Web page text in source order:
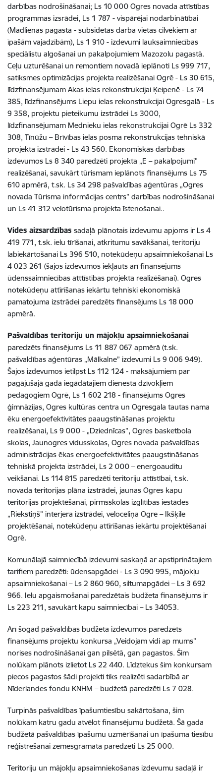
darbības nodrošināšanai; Ls 10 000 Ogres novada attīstības
programmas izsrādei, Ls 1 787 - vispārējai nodarbinātībai
(Madlienas pagastā - subsidētās darba vietas cilvēkiem ar
īpašām vajadzībām), Ls 1 910 - izdevumi lauksaimniecības
speciālistu algošanai un pakalpojumiem Mazozolu pagastā.
Ceļu uzturēšanai un remontiem novadā ieplānoti Ls 999 717,
satiksmes optimizācijas projekta realizēšanai Ogrē - Ls 30 615,
līdzfinansējumam Akas ielas rekonstrukcijai Ķeipenē - Ls 74
385, līdzfinansējums Liepu ielas rekonstrukcijai Ogresgalā - Ls
9 358, projektu pieteikumu izstrādei Ls 3000,
līdzfinansējumam Mednieku ielas rekonstrukcijai Ogrē Ls 332
308, Tīnūžu – Brīvības ielas posma rekonstrukcijas tehniskā
projekta izstrādei - Ls 43 560. Ekonomiskās darbības
izdevumos Ls 8 340 paredzēti projekta „E – pakalpojumi”
realizēšanai, savukārt tūrismam ieplānots finansējums Ls 75
610 apmērā, t.sk. Ls 34 298 pašvaldības aģentūras „Ogres
novada Tūrisma informācijas centrs” darbības nodrošināšanai
un Ls 41 312 velotūrisma projekta īstenošanai..
Vides aizsardzības sadaļā plānotais izdevumu apjoms ir Ls 4
419 771, t.sk. ielu tīrīšanai, atkritumu savākšanai, teritoriju
labiekārtošanai Ls 396 510, notekūdeņu apsaimniekošanai Ls
4 023 261 (šajos izdevumos iekļauts arī finansējums
ūdenssaimniecības atttīstības projekta realizēšanai). Ogres
notekūdeņu attīrīšanas iekārtu tehniski ekonomiskā
pamatojuma izstrādei paredzēts finansējums Ls 18 000
apmērā.
Pašvaldības teritoriju un mājokļu apsaimniekošanai
paredzēts finansējums Ls 11 887 067 apmērā (t.sk.
pašvaldības aģentūras „Mālkalne” izdevumi Ls 9 006 949).
Šajos izdevumos ietilpst Ls 112 124 - maksājumiem par
pagājušajā gadā iegādātajiem dienesta dzīvokļiem
pedagogiem Ogrē, Ls 1 602 218 - finansējums Ogres
ģimnāzijas, Ogres kultūras centra un Ogresgala tautas nama
ēku energoefektivitātes paaugstināšanas projektu
realizēšanai, Ls 9 000 - „Dziednīcas”, Ogres basketbola
skolas, Jaunogres vidusskolas, Ogres novada pašvaldības
administrācijas ēkas energoefektivitātes paaugstināšanas
tehniskā projekta izstrādei, Ls 2 000 – energoauditu
veikšanai. Ls 114 815 paredzēti teritoriju attīstībai, t.sk.
novada teritorijas plāna izstrādei, jaunas Ogres kapu
teritorijas projektēšanai, pirmsskolas izglītības iestādes
„Riekstiņš” interjera izstrādei, veloceliņa Ogre – Ikšķile
projektēšanai, notekūdeņu attīrīšanas iekārtu projektēšanai
Ogrē.
Komunālajā saimniecībā izdevumi saskaņā ar apstiprinātajiem
tarifiem paredzēti: ūdensapgādei - Ls 3 090 995, mājokļu
apsaimniekošanai – Ls 2 860 960, siltumapgādei – Ls 3 692
966. Ielu apgaismošanai paredzētais budžeta finansējums ir
Ls 223 211, savukārt kapu saimniecībai – Ls 34053.
Arī šogad pašvaldības budžeta izdevumos paredzēts
finansējums projektu konkursa „Veidojam vidi ap mums”
norises nodrošināšanai gan pilsētā, gan pagastos. Šim
nolūkam plānots izlietot Ls 22 440. Līdztekus šim konkursam
piecos pagastos šādi projekti tiks realizēti sadarbībā ar
Nīderlandes fondu KNHM – budžetā paredzēti Ls 7 028.
Turpinās pašvaldības īpašumtiesību sakārtošana, šim
nolūkam katru gadu atvēlot finansējumu budžetā. Šā gada
budžetā pašvaldības īpašumu uzmērīšanai un īpašuma tiesību
reģistrēšanai zemesgrāmatā paredzēti Ls 25 000.
Teritoriju un mājokļu apsaimniekošanas izdevumu sadaļā ir